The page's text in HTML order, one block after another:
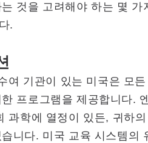
것을 고려해야 하는 몇 가
.
여 기관이 있는 미국은 모
프로그램을 제공합니다.
과학에 열정이 있든, 귀하
니다. 미국 교육 시스템의